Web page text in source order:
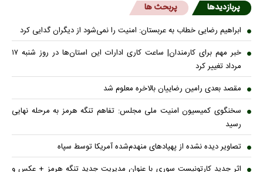
پربازدیدها پربحث ها
ابراهیم رضایی خطاب به عربستان: امنیت را نمی‌شود از دیگران گدایی کرد
خبر مهم برای کارمندان| ساعت کاری ادارات این استان‌ها در روز شنبه ۱۷
مرداد تغییر کرد
مقصد بعدی رامین رضاییان بالاخره معلوم شد
سخنگوی کمیسیون امنیت ملی مجلس: تفاهم تنگه هرمز به مرحله نهایی
رسید
تصاویر دیده نشده از پهپادهای منهدم‌شده آمریکا توسط سپاه
اثر جدید کارتونیست سوری با عنوان مدیریت جدید تنگه هرمز + عکس و